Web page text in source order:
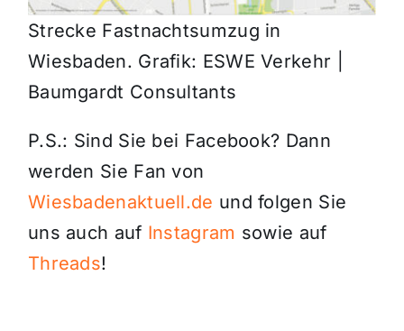
Strecke Fastnachtsumzug in
Wiesbaden. Grafik: ESWE Verkehr |
Baumgardt Consultants
P.S.: Sind Sie bei Facebook? Dann
werden Sie Fan von
Wiesbadenaktuell.de und folgen Sie
uns auch auf Instagram sowie auf
Threads!